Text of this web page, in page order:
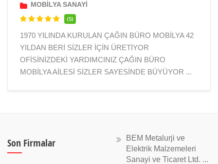
MOBİLYA SANAYİ
(5)
1970 YILINDA KURULAN ÇAĞIN BÜRO MOBİLYA 42
YILDAN BERİ SİZLER İÇİN ÜRETİYOR
OFİSİNİZDEKİ YARDIMCINIZ ÇAĞIN BÜRO
MOBİLYA AİLESİ SİZLER SAYESİNDE BÜYÜYOR ...
Son Firmalar
BEM Metalurji ve
Elektrik Malzemeleri
Sanayi ve Ticaret Ltd. ...